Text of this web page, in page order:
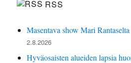
RSS
Masentava show Mari Rantaselta
2.8.2026
Hyväosaisten alueiden lapsia